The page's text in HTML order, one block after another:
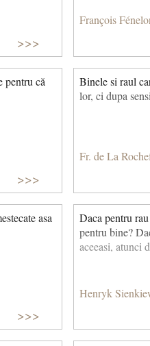
>>>
François
pentru că
>>>
Binele si raul
lor, ci dupa
Fr. de La
asa
>>>
Daca pentru
pentru bine?
aceeasi, atunci
Henryk